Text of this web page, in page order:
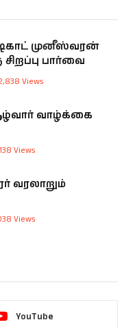
முனீஸ்வரன்
பார்வை
Views
வாழ்க்கை
Views
வரலாறும்
Views
YouTube